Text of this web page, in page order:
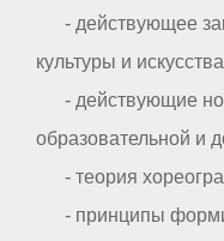
- действующее
культуры и
- действующие
образовательной и
- теория
- принципы